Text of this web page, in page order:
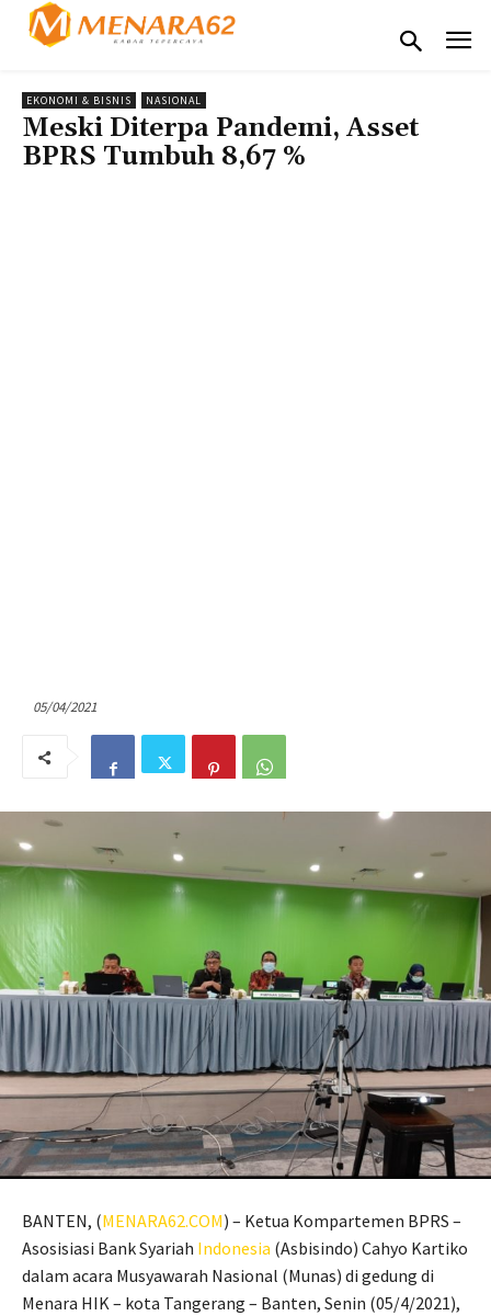
EKONOMI & BISNIS NASIONAL
Meski Diterpa Pandemi, Asset
BPRS Tumbuh 8,67 %
05/04/2021
BANTEN, (MENARA62.COM) – Ketua Kompartemen BPRS –
Asosisiasi Bank Syariah Indonesia (Asbisindo) Cahyo Kartiko
dalam acara Musyawarah Nasional (Munas) di gedung di
Menara HIK – kota Tangerang – Banten, Senin (05/4/2021),